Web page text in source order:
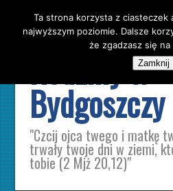
Parafia pw.
Rodziny w
Bydgoszczy
"Czcij ojca twego i matkę
trwały twoje dni w ziemi,
tobie (2 Mjż 20,12)"
Ta strona korzysta z ciasteczek
najwyższym poziomie. Dalsze
że zgadzasz się
Zamknij